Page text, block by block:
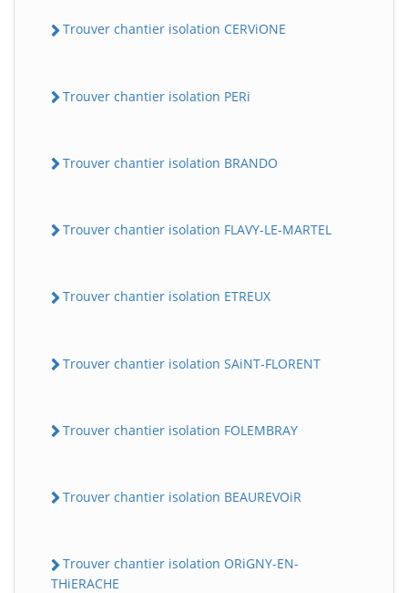
Trouver chantier isolation CERViONE
Trouver chantier isolation PERi
Trouver chantier isolation BRANDO
Trouver chantier isolation FLAVY-LE-MARTEL
Trouver chantier isolation ETREUX
Trouver chantier isolation SAiNT-FLORENT
Trouver chantier isolation FOLEMBRAY
Trouver chantier isolation BEAUREVOiR
Trouver chantier isolation ORiGNY-EN-
THiERACHE